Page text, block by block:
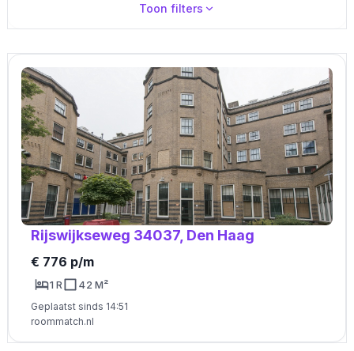
Toon filters
Rijswijkseweg 34037, Den Haag
€ 776 p/m
1 R 42 M²
Geplaatst sinds 14:51
roommatch.nl